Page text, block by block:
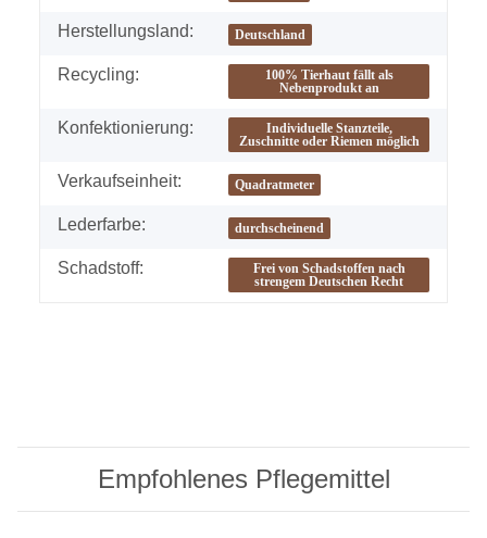
Herstellungsland: Deutschland
Recycling:
100% Tierhaut fällt als
Nebenprodukt an
Konfektionierung:
Individuelle Stanzteile,
Zuschnitte oder Riemen möglich
Verkaufseinheit: Quadratmeter
Lederfarbe: durchscheinend
Schadstoff:
Frei von Schadstoffen nach
strengem Deutschen Recht
Empfohlenes Pflegemittel